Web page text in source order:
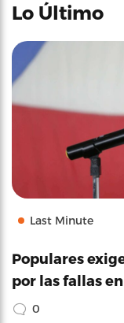
Lo Último
Last Minute
Populares
por las fallas
0